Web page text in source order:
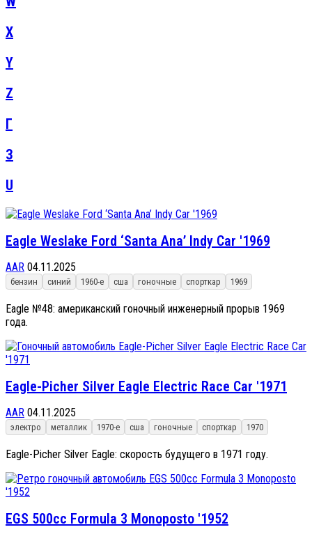
X
Y
Z
Г
З
U
Eagle Weslake Ford ‘Santa Ana’ Indy Car '1969
AAR 04.11.2025
бензин синий 1960-е сша гоночные спорткар 1969
Eagle №48: американский гоночный инженерный прорыв 1969
года.
Eagle-Picher Silver Eagle Electric Race Car '1971
AAR 04.11.2025
электро металлик 1970-е сша гоночные спорткар 1970
Eagle-Picher Silver Eagle: скорость будущего в 1971 году.
EGS 500cc Formula 3 Monoposto '1952